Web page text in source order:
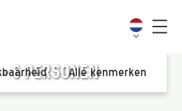
6 personenAlle kenmerken